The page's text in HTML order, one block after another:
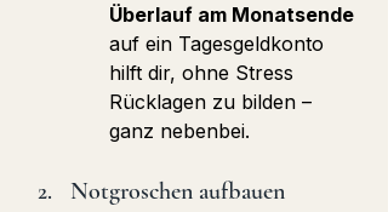
Überlauf am Monatsende
auf ein Tagesgeldkonto
hilft dir, ohne Stress
Rücklagen zu bilden –
ganz nebenbei.
Notgroschen aufbauen